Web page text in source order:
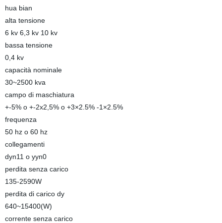
hua bian
alta tensione
6 kv 6,3 kv 10 kv
bassa tensione
0,4 kv
capacità nominale
30~2500 kva
campo di maschiatura
+-5% o +-2x2,5% o +3×2.5% -1×2.5%
frequenza
50 hz o 60 hz
collegamenti
dyn11 o yyn0
perdita senza carico
135-2590W
perdita di carico dy
640~15400(W)
corrente senza carico